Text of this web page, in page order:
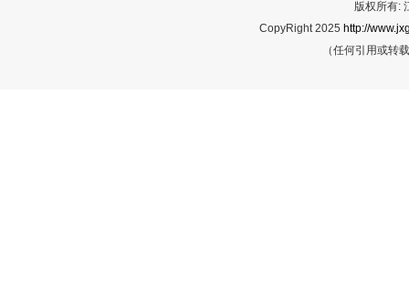
版权所有:
CopyRight 2025 http://
（任何引用或转